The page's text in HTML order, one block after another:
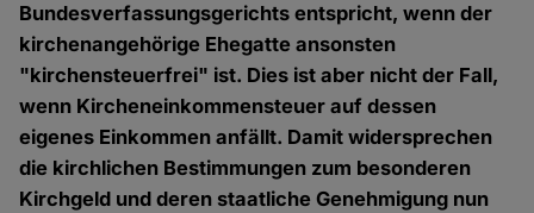
Bundesverfassungsgerichts entspricht, wenn der
kirchenangehörige Ehegatte ansonsten
"kirchensteuerfrei" ist. Dies ist aber nicht der Fall,
wenn Kircheneinkommensteuer auf dessen
eigenes Einkommen anfällt. Damit widersprechen
die kirchlichen Bestimmungen zum besonderen
Kirchgeld und deren staatliche Genehmigung nun